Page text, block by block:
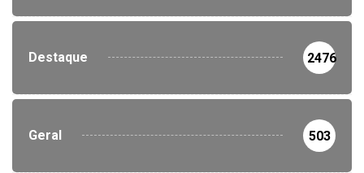
Destaque 2476
Geral 503